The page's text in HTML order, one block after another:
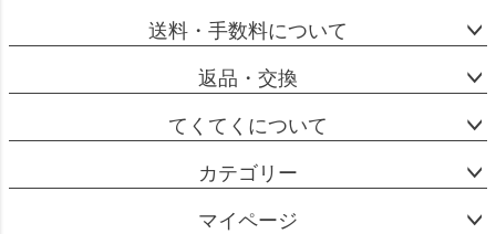
送料・手数料について
返品・交換
てくてくについて
カテゴリー
マイページ